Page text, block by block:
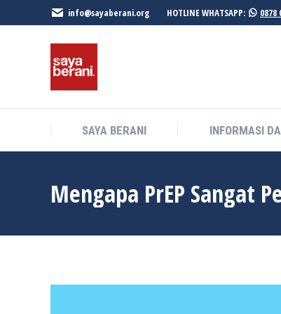
info@sayaberani.org HOTLINE WHATSAPP: 0878
SAYA BERANI INFORMASI
Mengapa PrEP Sangat
SAYA BERANI INFORMASI